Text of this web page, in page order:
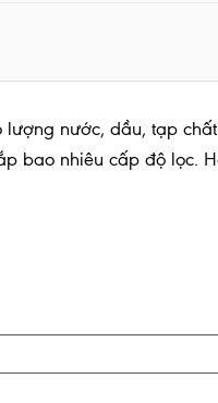
nước, dầu, tạp
bao nhiêu cấp độ lọc.